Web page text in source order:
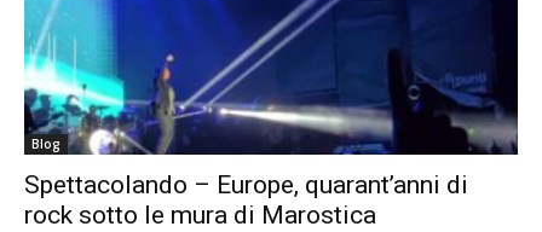
Blog
Spettacolando – Europe, quarant’anni di
rock sotto le mura di Marostica